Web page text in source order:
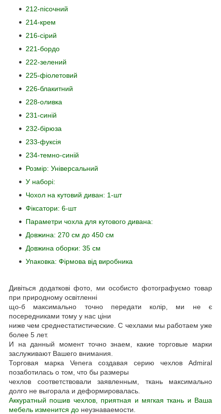
212-пісочний
214-крем
216-сірий
221-бордо
222-зелений
225-фіолетовий
226-блакитний
228-оливка
231-синій
232-бірюза
233-фуксія
234-темно-синій
Розмір: Універсальний
У наборі:
Чохол на кутовий диван: 1-шт
Фіксатори: 6-шт
Параметри чохла для кутового дивана:
Довжина: 270 см до 450 см
Довжина оборки: 35 см
Упаковка: Фірмова від виробника
Дивіться додаткові фото, ми особисто фотографуємо товар
при природному освітленні
що-б максимально точно передати колір, ми не є
посередниками тому у нас ціни
ниже чем среднестатистические. С чехлами мы работаем уже
более 5 лет.
И на данный момент точно знаем, какие торговые марки
заслуживают Вашего внимания.
Торговая марка Venera создавая серию чехлов Admiral
позаботилась о том, что бы размеры
чехлов соответствовали заявленным, ткань максимально
долго не выгорала и деформировалась.
Аккуратный пошив чехлов, приятная и мягкая ткань и Ваша
мебель изменится до неузнаваемости.